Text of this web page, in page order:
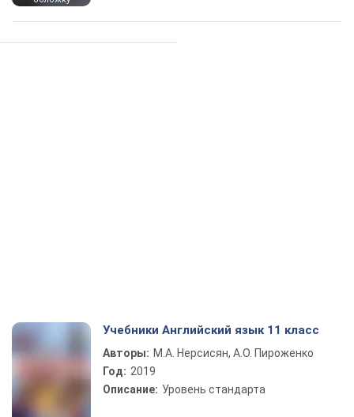
Учебники Английский язык 11 класс
Авторы: М.А. Нерсисян, А.О. Пироженко
Год: 2019
Описание: Уровень стандарта